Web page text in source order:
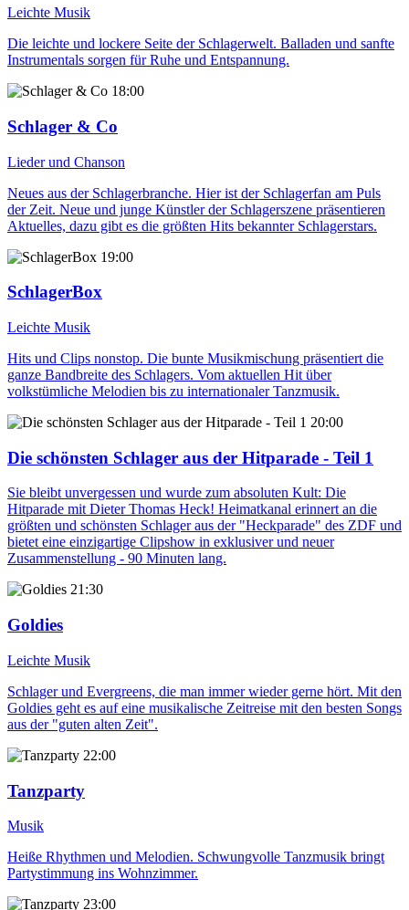
Leichte Musik
Die leichte und lockere Seite der Schlagerwelt. Balladen und sanfte
Instrumentals sorgen für Ruhe und Entspannung.
18:00
Schlager & Co
Lieder und Chanson
Neues aus der Schlagerbranche. Hier ist der Schlagerfan am Puls
der Zeit. Neue und junge Künstler der Schlagerszene präsentieren
Aktuelles, dazu gibt es die größten Hits bekannter Schlagerstars.
19:00
SchlagerBox
Leichte Musik
Hits und Clips nonstop. Die bunte Musikmischung präsentiert die
ganze Bandbreite des Schlagers. Vom aktuellen Hit über
volkstümliche Melodien bis zu internationaler Tanzmusik.
20:00
Die schönsten Schlager aus der Hitparade - Teil 1
Sie bleibt unvergessen und wurde zum absoluten Kult: Die
Hitparade mit Dieter Thomas Heck! Heimatkanal erinnert an die
größten und schönsten Schlager aus der "Heckparade" des ZDF und
bietet eine einzigartige Clipshow in exklusiver und neuer
Zusammenstellung - 90 Minuten lang.
21:30
Goldies
Leichte Musik
Schlager und Evergreens, die man immer wieder gerne hört. Mit den
Goldies geht es auf eine musikalische Zeitreise mit den besten Songs
aus der "guten alten Zeit".
22:00
Tanzparty
Musik
Heiße Rhythmen und Melodien. Schwungvolle Tanzmusik bringt
Partystimmung ins Wohnzimmer.
23:00